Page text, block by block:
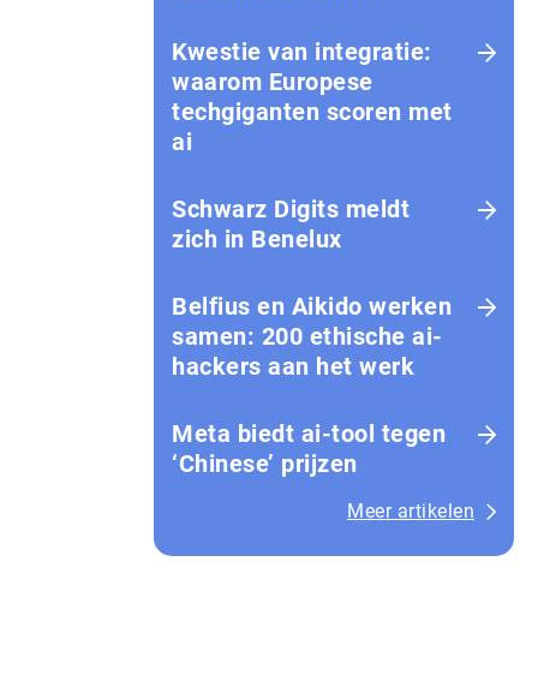
Kwestie van integratie:
waarom Europese
techgiganten scoren met
ai
Schwarz Digits meldt
zich in Benelux
Belfius en Aikido werken
samen: 200 ethische ai-
hackers aan het werk
Meta biedt ai-tool tegen
‘Chinese’ prijzen
Meer artikelen